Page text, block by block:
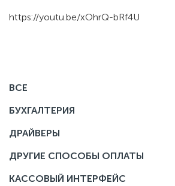
ВСЕ
БУХГАЛТЕРИЯ
ДРАЙВЕРЫ
ДРУГИЕ СПОСОБЫ ОПЛАТЫ
КАССОВЫЙ ИНТЕРФЕЙС
https://youtu.be/xOhrQ-bRf4U